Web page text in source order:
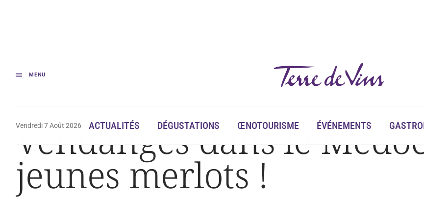
MENU
Vendredi 7 Août 2026 ACTUALITÉS DÉGUSTATIONS ŒNOTOURISME ÉVÉNEMENTS
Accueil Vendanges dans le Médoc : feu pour les jeunes merlots !
Vendanges dans le
jeunes merlots !